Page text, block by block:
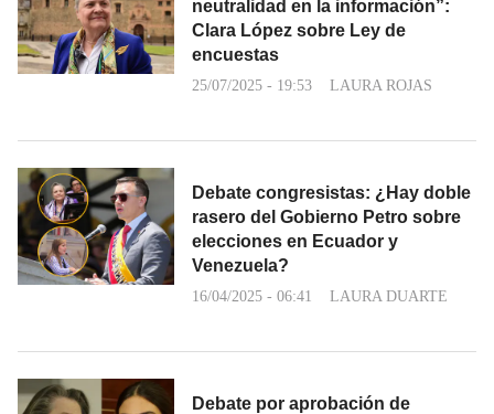
neutralidad en la información”:
Clara López sobre Ley de
encuestas
25/07/2025 - 19:53 LAURA ROJAS
Debate congresistas: ¿Hay doble
rasero del Gobierno Petro sobre
elecciones en Ecuador y
Venezuela?
16/04/2025 - 06:41 LAURA DUARTE
Debate por aprobación de